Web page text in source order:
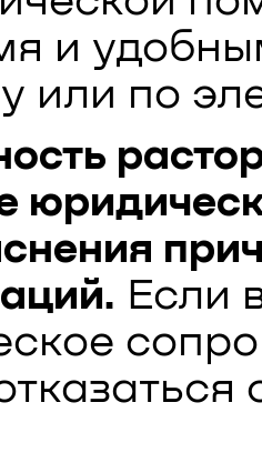
и
или по
Если